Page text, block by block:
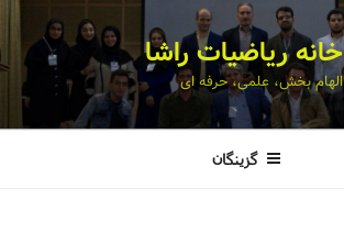
خانه ریاضیات راشا
الهام بخش، علمی، حرفه ای
گزینگان